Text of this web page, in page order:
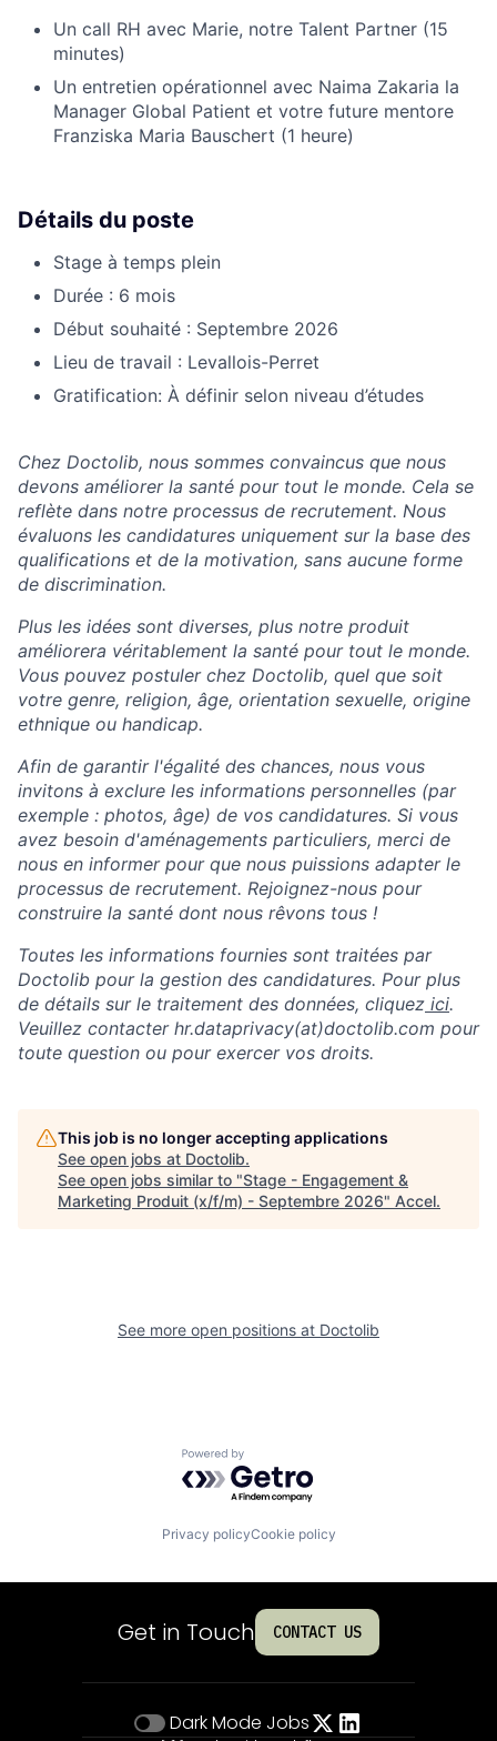
Un call RH avec Marie, notre Talent Partner (15
minutes)
Un entretien opérationnel avec Naima Zakaria la
Manager Global Patient et votre future mentore
Franziska Maria Bauschert (1 heure)
Détails du poste
Stage à temps plein
Durée : 6 mois
Début souhaité : Septembre 2026
Lieu de travail : Levallois-Perret
Gratification: À définir selon niveau d’études
Chez Doctolib, nous sommes convaincus que nous
devons améliorer la santé pour tout le monde. Cela se
reflète dans notre processus de recrutement. Nous
évaluons les candidatures uniquement sur la base des
qualifications et de la motivation, sans aucune forme
de discrimination.
Plus les idées sont diverses, plus notre produit
améliorera véritablement la santé pour tout le monde.
Vous pouvez postuler chez Doctolib, quel que soit
votre genre, religion, âge, orientation sexuelle, origine
ethnique ou handicap.
Afin de garantir l'égalité des chances, nous vous
invitons à exclure les informations personnelles (par
exemple : photos, âge) de vos candidatures. Si vous
avez besoin d'aménagements particuliers, merci de
nous en informer pour que nous puissions adapter le
processus de recrutement. Rejoignez-nous pour
construire la santé dont nous rêvons tous !
Toutes les informations fournies sont traitées par
Doctolib pour la gestion des candidatures. Pour plus
de détails sur le traitement des données, cliquez ici.
Veuillez contacter hr.dataprivacy(at)doctolib.com pour
toute question ou pour exercer vos droits.
This job is no longer accepting applications
See open jobs at Doctolib.
See open jobs similar to "Stage - Engagement &
Marketing Produit (x/f/m) - Septembre 2026" Accel.
See more open positions at Doctolib
Powered by Getro.com
Privacy policyCookie policy
Get in Touch CONTACT US
Dark Mode Jobs